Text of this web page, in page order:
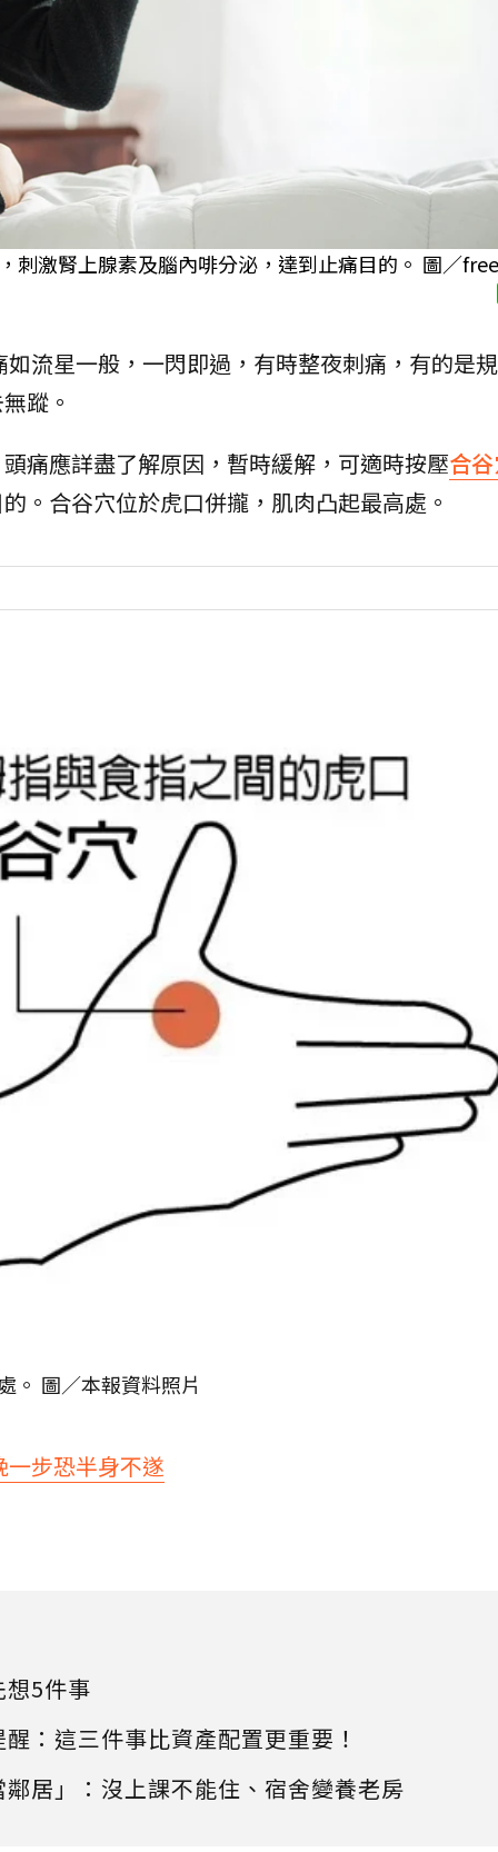
刺激腎上腺素及腦內啡分泌，達到止痛目的。 圖／
流星一般，一閃即過，有時整夜刺痛，有的是
蹤。
痛應詳盡了解原因，暫時緩解，可適時按壓合
。合谷穴位於虎口併攏，肌肉凸起最高處。
。 圖／本報資料照片
步恐半身不遂
5件事
：這三件事比資產配置更重要！
居」：沒上課不能住、宿舍變養老房